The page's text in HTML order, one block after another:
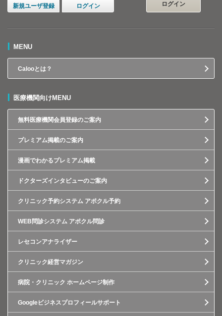
新規ユーザ登録 ログイン
ログイン
MENU
Calooとは？
医療機関向けMENU
無料医療機関会員登録のご案内
プレミアム掲載のご案内
漫画でわかるプレミアム掲載
ドクターズインタビューのご案内
クリニック予約システム アポクル予約
WEB問診システム アポクル問診
レセコンアナライザー
クリニック経営マガジン
病院・クリニック ホームページ制作
Googleビジネスプロフィールサポート